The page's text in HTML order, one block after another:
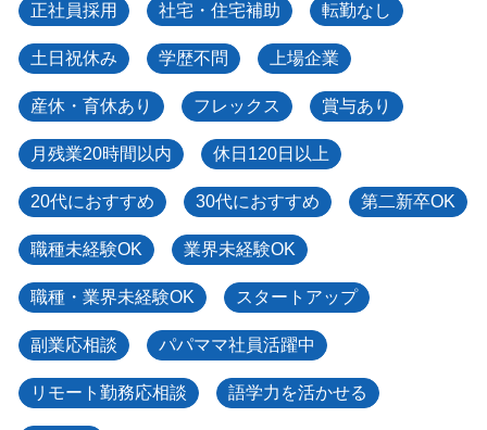
正社員採用 社宅・住宅補助 転勤なし
土日祝休み 学歴不問 上場企業
産休・育休あり フレックス 賞与あり
月残業20時間以内 休日120日以上
20代におすすめ 30代におすすめ 第二新卒OK
職種未経験OK 業界未経験OK
職種・業界未経験OK スタートアップ
副業応相談 パパママ社員活躍中
リモート勤務応相談 語学力を活かせる